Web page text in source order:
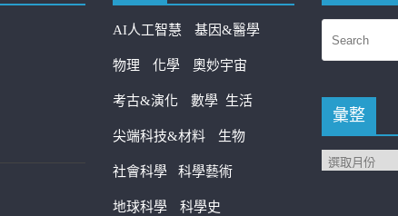
AI人工智慧 基因&醫學
物理 化學 奧妙宇宙
考古&演化 數學 生活
尖端科技&材料 生物
社會科學 科學藝術
地球科學 科學史
彙整